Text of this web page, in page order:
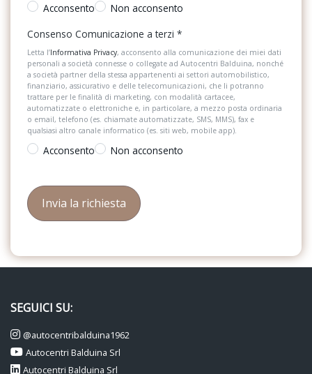
Acconsento
Non acconsento
Consenso Comunicazione a terzi *
Letta l’Informativa Privacy, acconsento alla comunicazione dei miei dati
personali a società connesse o collegate ad Autocentri Balduina, nonché
a società partner della stessa appartenenti ai settori automobilistico,
finanziario, assicurativo e delle telecomunicazioni, che li potranno
trattare per le finalità di marketing, con modalità cartacee,
automatizzate o elettroniche e, in particolare, a mezzo posta ordinaria
o email, telefono (es. chiamate automatizzate, SMS, MMS), fax e
qualsiasi altro canale informatico (es. siti web, mobile app).
Acconsento Non acconsento
SEGUICI SU:
@autocentribalduina1962
Autocentri Balduina Srl
Autocentri Balduina Srl